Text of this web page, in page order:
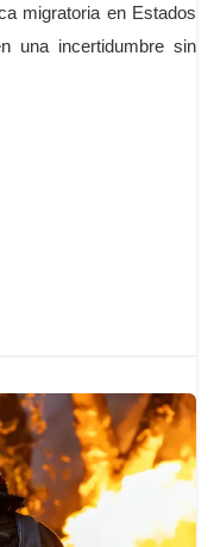
migratoria en Estados
una incertidumbre sin